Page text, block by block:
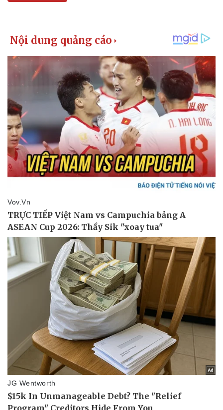
Thể thao
Lịch thi đấu bóng đá
Thế giới thể thao
Hậu trường
Ô tô - Xe máy
Ô tô
Xe máy
Tư vấn